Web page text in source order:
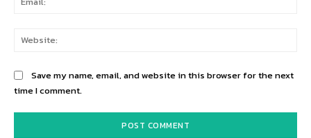
Save my name, email, and website in this browser for the next
time I comment.